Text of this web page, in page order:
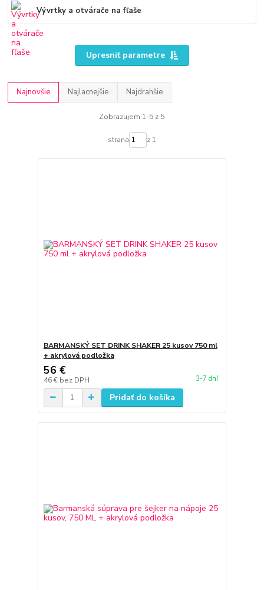
Vývrtky a otvárače na fľaše
Upresniť parametre
Najnovšie Najlacnejšie Najdrahšie
Zobrazujem 1-5 z 5
strana z 1
BARMANSKÝ SET DRINK SHAKER 25 kusov 750 ml
+ akrylová podložka
56 €
46 € bez DPH 3-7 dní
Pridať do košíka